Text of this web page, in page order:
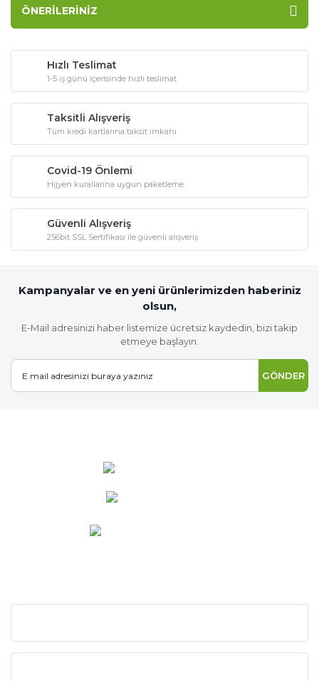
ÖNERILERINIZ
Hızlı Teslimat
1-5 iş günü içerisinde hızlı teslimat
Taksitli Alışveriş
Tüm kredi kartlarına taksit imkanı
Covid-19 Önlemi
Hijyen kurallarına uygun paketleme
Güvenli Alışveriş
256bit SSL Sertifikası ile güvenli alışveriş
Kampanyalar ve en yeni ürünlerimizden haberiniz
olsun,
E-Mail adresinizi haber listemize ücretsiz kaydedin, bizi takip
etmeye başlayın.
GÖNDER